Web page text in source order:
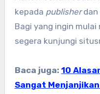
kepada publisherdan
Bagi yang ingin
segera kunjungi
Baca juga: 10
Sangat